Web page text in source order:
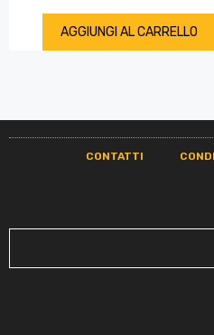
AGGIUNGI AL CARRELLO
CONTATTI